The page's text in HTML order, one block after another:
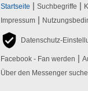
Startseite | Suchbegriffe |
Impressum |
Datenschutz-
Facebook - Fan werden |
Über den Messenger